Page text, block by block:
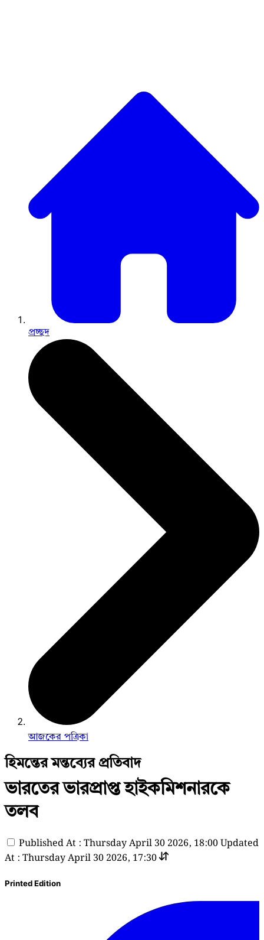
প্রচ্ছদ
আজকের পত্রিকা
হিমন্তের মন্তব্যের প্রতিবাদ
ভারতের ভারপ্রাপ্ত হাইকমিশনারকে
তলব
Published At : Thursday April 30 2026, 18:00Updated
At : Thursday April 30 2026, 17:30
Printed Edition